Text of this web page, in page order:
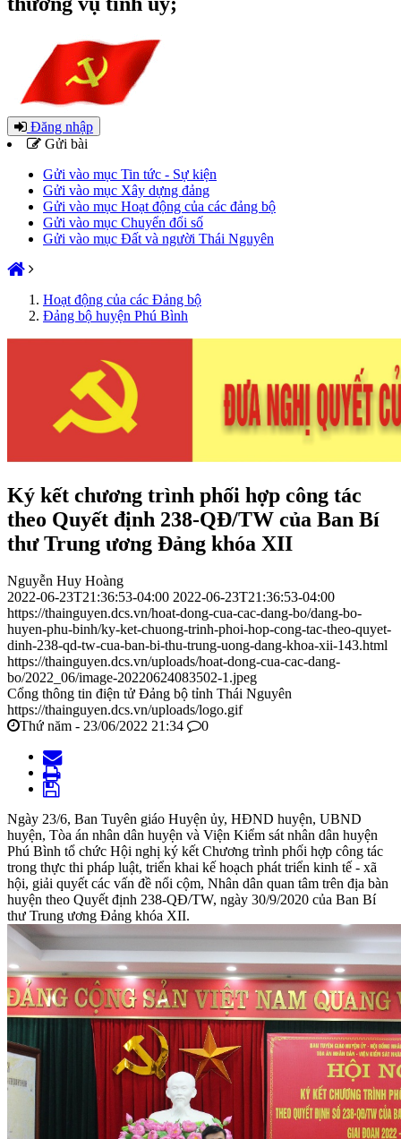
Đăng nhập
Gửi bài
Gửi vào mục Tin tức - Sự kiện
Gửi vào mục Xây dựng đảng
Gửi vào mục Hoạt động của các đảng bộ
Gửi vào mục Chuyển đổi số
Gửi vào mục Đất và người Thái Nguyên
Hoạt động của các Đảng bộ
Đảng bộ huyện Phú Bình
Ký kết chương trình phối hợp công tác
theo Quyết định 238-QĐ/TW của Ban Bí
thư Trung ương Đảng khóa XII
Nguyễn Huy Hoàng
2022-06-23T21:36:53-04:00 2022-06-23T21:36:53-04:00
https://thainguyen.dcs.vn/hoat-dong-cua-cac-dang-bo/dang-bo-
huyen-phu-binh/ky-ket-chuong-trinh-phoi-hop-cong-tac-theo-quyet-
dinh-238-qd-tw-cua-ban-bi-thu-trung-uong-dang-khoa-xii-143.html
https://thainguyen.dcs.vn/uploads/hoat-dong-cua-cac-dang-
bo/2022_06/image-20220624083502-1.jpeg
Cổng thông tin điện tử Đảng bộ tỉnh Thái Nguyên
https://thainguyen.dcs.vn/uploads/logo.gif
Thứ năm - 23/06/2022 21:34
0
Ngày 23/6, Ban Tuyên giáo Huyện ủy, HĐND huyện, UBND
huyện, Tòa án nhân dân huyện và Viện Kiểm sát nhân dân huyện
Phú Bình tổ chức Hội nghị ký kết Chương trình phối hợp công tác
trong thực thi pháp luật, triển khai kế hoạch phát triển kinh tế - xã
hội, giải quyết các vấn đề nổi cộm, Nhân dân quan tâm trên địa bàn
huyện theo Quyết định 238-QĐ/TW, ngày 30/9/2020 của Ban Bí
thư Trung ương Đảng khóa XII.